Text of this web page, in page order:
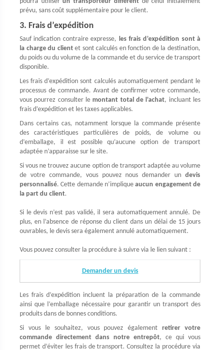
prévu, sans coût supplémentaire pour le client.
3. Frais d’expédition
Sauf indication contraire expresse, les frais d’expédition sont à
la charge du clientet sont calculés en fonction de la destination,
du poids ou du volume de la commande et du service de transport
disponible.
Les frais d’expédition sont calculés automatiquement pendant le
processus de commande. Avant de confirmer votre commande,
vous pourrez consulter le montant total de l’achat, incluant les
frais d’expédition et les taxes applicables.
Dans certains cas, notamment lorsque la commande présente
des caractéristiques particulières de poids, de volume ou
d’emballage, il est possible qu’aucune option de transport
adaptée n’apparaisse sur le site.
Si vous ne trouvez aucune option de transport adaptée au volume
de votre commande, vous pouvez nous demander un devis
personnalisé. Cette demande n’impliqueaucun engagement de
la part du client.
Si le devis n’est pas validé, il sera automatiquement annulé. De
plus, en l’absence de réponse du client dans un délai de 15 jours
ouvrables, le devis sera également annulé automatiquement.
Vous pouvez consulter la procédure à suivre via le lien suivant :
Demander un devis
Les frais d’expédition incluent la préparation de la commande
ainsi que l’emballage nécessaire pour garantir un transport des
produits dans de bonnes conditions.
Si vous le souhaitez, vous pouvez égalementretirer votre
commande directement dans notre entrepôt, ce qui vous
permet d’éviter les frais de transport. Consultez la procédure via